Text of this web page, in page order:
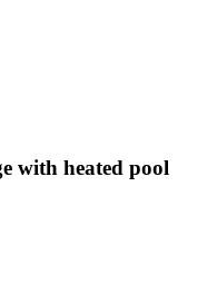
with heated pool